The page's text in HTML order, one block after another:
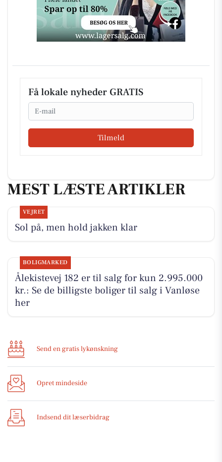
Få lokale nyheder GRATIS
Email
Tilmeld
MEST LÆSTE ARTIKLER
VEJRET
Sol på, men hold jakken klar
BOLIGMARKED
Ålekistevej 182 er til salg for kun 2.995.000
kr.: Se de billigste boliger til salg i Vanløse
her
Send en gratis lykønskning
Opret mindeside
Indsend dit læserbidrag